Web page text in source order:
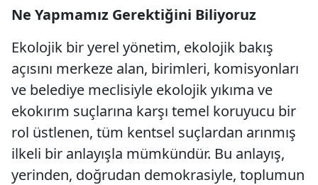
Ne Yapmamız Gerektiğini Biliyoruz
Ekolojik bir yerel yönetim, ekolojik bakış
açısını merkeze alan, birimleri, komisyonları
ve belediye meclisiyle ekolojik yıkıma ve
ekokırım suçlarına karşı temel koruyucu bir
rol üstlenen, tüm kentsel suçlardan arınmış
ilkeli bir anlayışla mümkündür. Bu anlayış,
yerinden, doğrudan demokrasiyle, toplumun